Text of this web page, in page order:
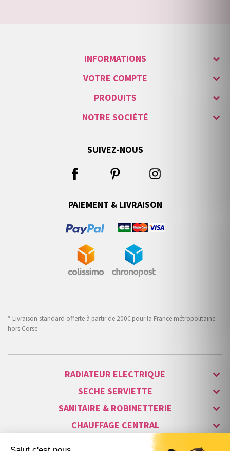
INFORMATIONS
VOTRE COMPTE
PRODUITS
NOTRE SOCIÉTÉ
SUIVEZ-NOUS
PAIEMENT & LIVRAISON
* Livraison standard offerte à partir de 200€ pour la France métropolitaine
hors Corse
RADIATEUR ELECTRIQUE
SECHE SERVIETTE
SANITAIRE & ROBINETTERIE
CHAUFFAGE CENTRAL
ALARME & SÉCURITÉ